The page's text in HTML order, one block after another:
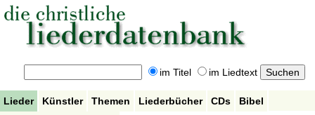
im Titel im Liedtext
Lieder Künstler Themen Liederbücher CDs
Bibel